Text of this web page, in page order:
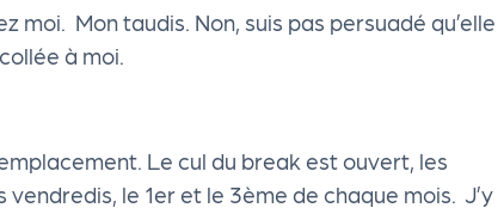
moi. Mon taudis. Non, suis pas persuadé qu’elle
à moi.
Le cul du break est ouvert, les
le 1er et le 3ème de chaque mois. J’y